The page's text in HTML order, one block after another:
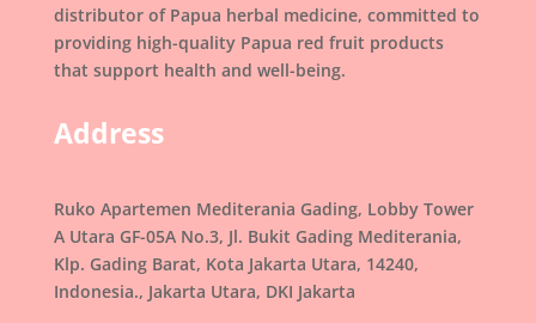
distributor of Papua herbal medicine, committed to
providing high-quality Papua red fruit products
that support health and well-being.
Address
Ruko Apartemen Mediterania Gading, Lobby Tower
A Utara GF-05A No.3, Jl. Bukit Gading Mediterania,
Klp. Gading Barat, Kota Jakarta Utara, 14240,
Indonesia., Jakarta Utara, DKI Jakarta